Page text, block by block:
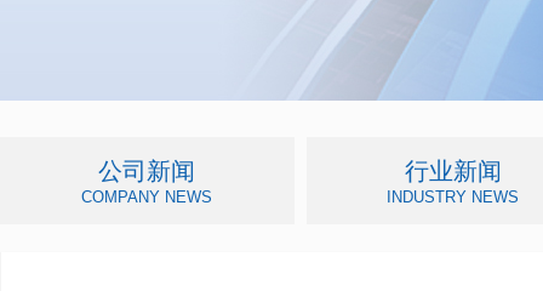
公司新闻
COMPANY NEWS
行业新闻
INDUSTRY NEWS